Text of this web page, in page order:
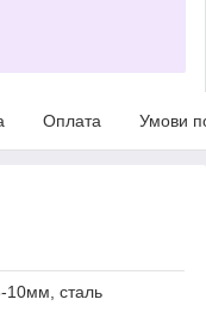
Оплата Умови
10мм, сталь